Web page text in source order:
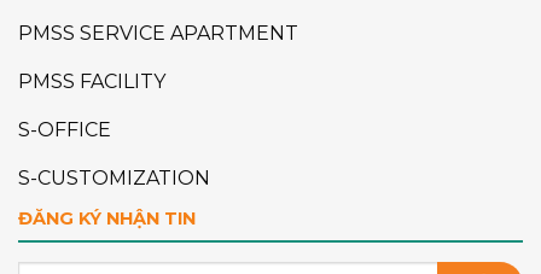
PMSS SERVICE APARTMENT
PMSS FACILITY
S-OFFICE
S-CUSTOMIZATION
ĐĂNG KÝ NHẬN TIN